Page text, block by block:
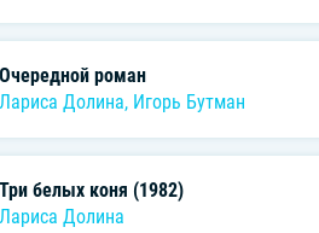
Очередной роман
Лариса Долина, Игорь Бутман
Три белых коня (1982)
Лариса Долина